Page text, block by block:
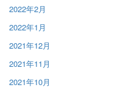
2022年2月
2022年1月
2021年12月
2021年11月
2021年10月